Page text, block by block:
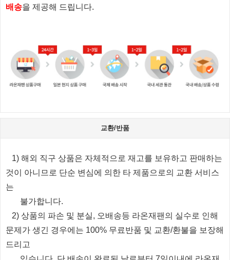
배송을 제공해 드립니다.
교환/반품
1) 해외 직구 상품은 자체적으로 재고를 보유하고 판매하는
것이 아니므로 단순 변심에 의한 타 제품으로의 교환 서비스
는
불가합니다.
2) 상품의 파손 및 분실, 오배송등 라온재팬의 실수로 인해
문제가 생긴 경우에는 100% 무료반품 및 교환/환불을 보장해
드리고